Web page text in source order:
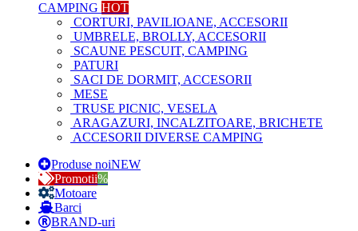
CAMPING HOT
CORTURI, PAVILIOANE, ACCESORII
UMBRELE, BROLLY, ACCESORII
SCAUNE PESCUIT, CAMPING
PATURI
SACI DE DORMIT, ACCESORII
MESE
TRUSE PICNIC, VESELA
ARAGAZURI, INCALZITOARE, BRICHETE
ACCESORII DIVERSE CAMPING
Produse noiNEW
Promotii%
Motoare
Barci
BRAND-uri